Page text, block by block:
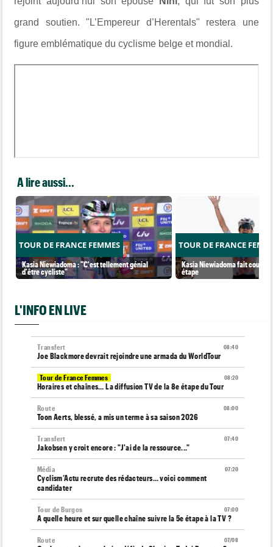
grand soutien. "L’Empereur d’Herentals" restera une
figure emblématique du cyclisme belge et mondial.
A lire aussi...
TOUR DE FRANCE FEMMES
Kasia Niewiadoma : "C'est tellement génial
d'être cycliste"
TOUR DE FRANCE
Kasia Niewiadoma fait coup
étape
L'INFO EN LIVE
08:40
Transfert
Joe Blackmore devrait rejoindre une armada du WorldTour
08:20
Tour de France Femmes
Horaires et chaînes… La diffusion TV de la 8e étape du Tour
08:00
Route
Toon Aerts, blessé, a mis un terme à sa saison 2026
07:40
Transfert
Jakobsen y croit encore : "J'ai de la ressource..."
07:20
Média
Cyclism’Actu recrute des rédacteurs… voici comment
candidater
07:00
Tour de Burgos
A quelle heure et sur quelle chaîne suivre la 5e étape à la TV ?
07/08
Route